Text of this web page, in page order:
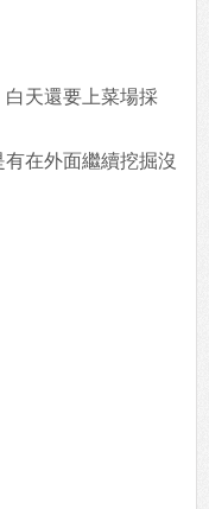
天還要上菜場採
在外面繼續挖掘沒